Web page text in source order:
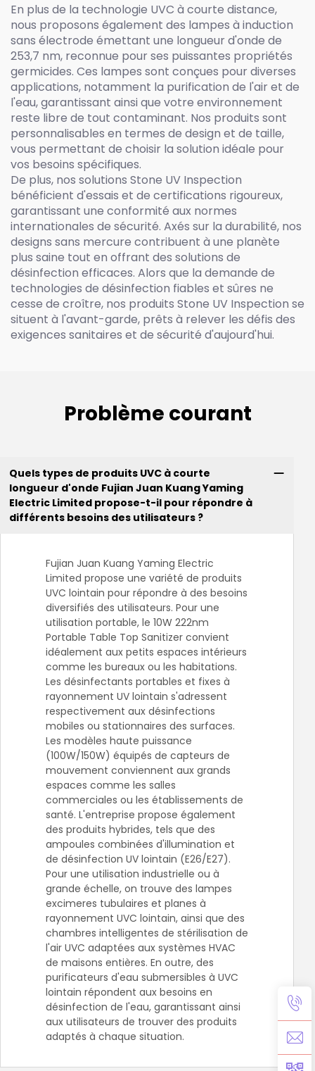
En plus de la technologie UVC à courte distance,
nous proposons également des lampes à induction
sans électrode émettant une longueur d'onde de
253,7 nm, reconnue pour ses puissantes propriétés
germicides. Ces lampes sont conçues pour diverses
applications, notamment la purification de l'air et de
l'eau, garantissant ainsi que votre environnement
reste libre de tout contaminant. Nos produits sont
personnalisables en termes de design et de taille,
vous permettant de choisir la solution idéale pour
vos besoins spécifiques.
De plus, nos solutions Stone UV Inspection
bénéficient d'essais et de certifications rigoureux,
garantissant une conformité aux normes
internationales de sécurité. Axés sur la durabilité, nos
designs sans mercure contribuent à une planète
plus saine tout en offrant des solutions de
désinfection efficaces. Alors que la demande de
technologies de désinfection fiables et sûres ne
cesse de croître, nos produits Stone UV Inspection se
situent à l'avant-garde, prêts à relever les défis des
exigences sanitaires et de sécurité d'aujourd'hui.
Problème courant
Quels types de produits UVC à courte
longueur d'onde Fujian Juan Kuang Yaming
Electric Limited propose-t-il pour répondre à
différents besoins des utilisateurs ?
Fujian Juan Kuang Yaming Electric
Limited propose une variété de produits
UVC lointain pour répondre à des besoins
diversifiés des utilisateurs. Pour une
utilisation portable, le 10W 222nm
Portable Table Top Sanitizer convient
idéalement aux petits espaces intérieurs
comme les bureaux ou les habitations.
Les désinfectants portables et fixes à
rayonnement UV lointain s'adressent
respectivement aux désinfections
mobiles ou stationnaires des surfaces.
Les modèles haute puissance
(100W/150W) équipés de capteurs de
mouvement conviennent aux grands
espaces comme les salles
commerciales ou les établissements de
santé. L'entreprise propose également
des produits hybrides, tels que des
ampoules combinées d'illumination et
de désinfection UV lointain (E26/E27).
Pour une utilisation industrielle ou à
grande échelle, on trouve des lampes
excimeres tubulaires et planes à
rayonnement UVC lointain, ainsi que des
chambres intelligentes de stérilisation de
l'air UVC adaptées aux systèmes HVAC
de maisons entières. En outre, des
purificateurs d'eau submersibles à UVC
lointain répondent aux besoins en
désinfection de l'eau, garantissant ainsi
aux utilisateurs de trouver des produits
adaptés à chaque situation.